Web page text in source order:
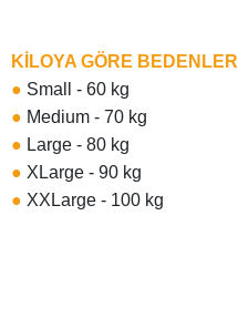
KİLOYA GÖRE BEDENLER
● Small - 60 kg
● Medium - 70 kg
● Large - 80 kg
● XLarge - 90 kg
● XXLarge - 100 kg